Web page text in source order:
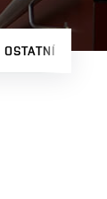
OSTATNÍ